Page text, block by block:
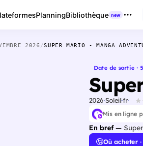
PlanningBibliothèque new
2026 /SUPER MARIO - MANGA
Date de sortie ·
2026 Soleilfr
Mis en ligne
En bref —
Où acheter